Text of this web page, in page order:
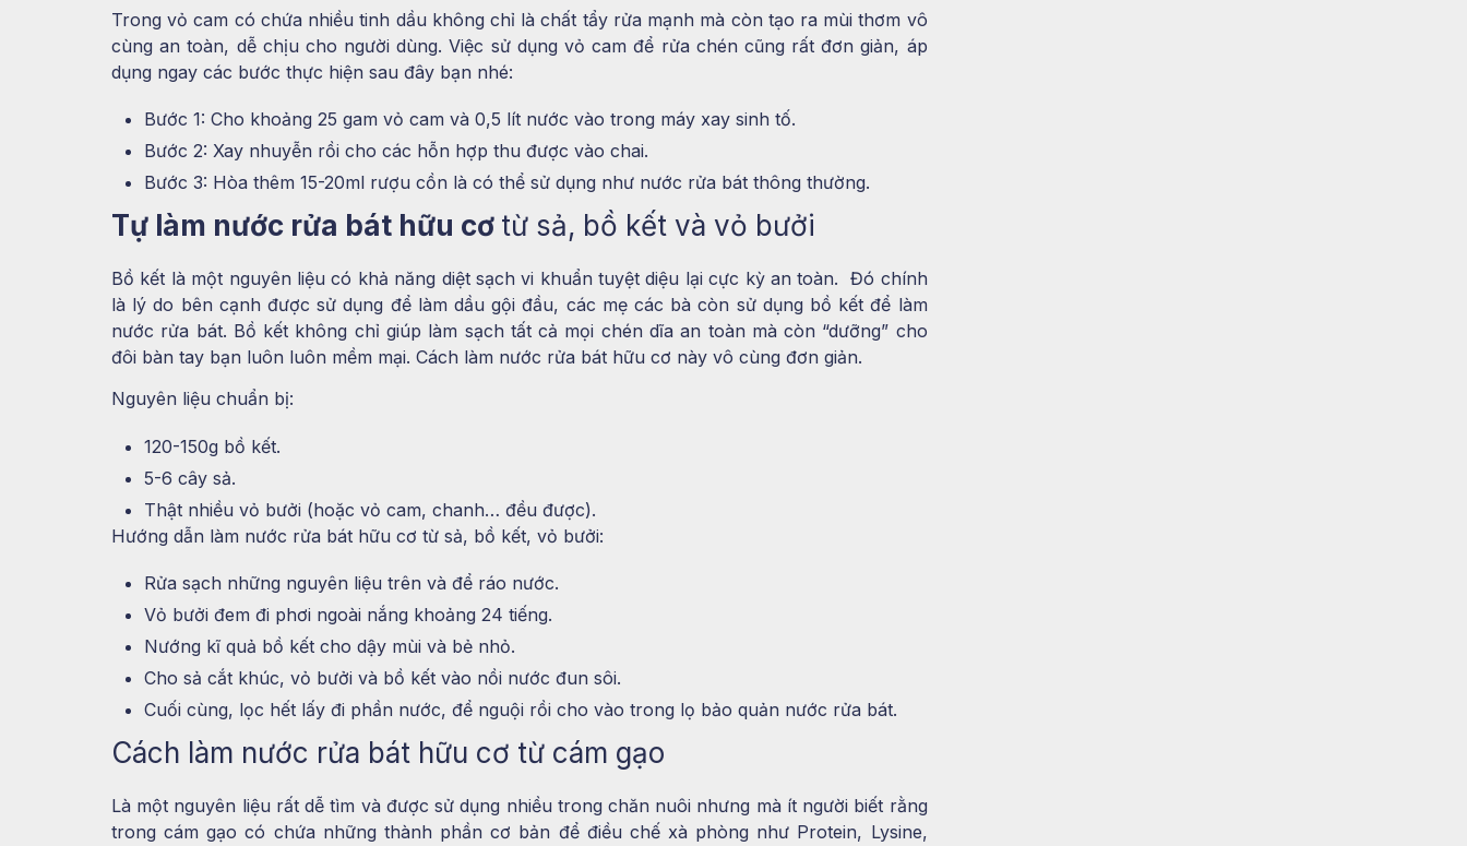
Trong vỏ cam có chứa nhiều tinh dầu không chỉ là chất tẩy rửa mạnh mà còn tạo ra mùi thơm vô
cùng an toàn, dễ chịu cho người dùng. Việc sử dụng vỏ cam để rửa chén cũng rất đơn giản, áp
dụng ngay các bước thực hiện sau đây bạn nhé:
Bước 1: Cho khoảng 25 gam vỏ cam và 0,5 lít nước vào trong máy xay sinh tố.
Bước 2: Xay nhuyễn rồi cho các hỗn hợp thu được vào chai.
Bước 3: Hòa thêm 15-20ml rượu cồn là có thể sử dụng như nước rửa bát thông thường.
Tự làm nước rửa bát hữu cơ từ sả, bồ kết và vỏ bưởi
Bồ kết là một nguyên liệu có khả năng diệt sạch vi khuẩn tuyệt diệu lại cực kỳ an toàn. Đó chính
là lý do bên cạnh được sử dụng để làm dầu gội đầu, các mẹ các bà còn sử dụng bồ kết để làm
nước rửa bát. Bồ kết không chỉ giúp làm sạch tất cả mọi chén dĩa an toàn mà còn “dưỡng” cho
đôi bàn tay bạn luôn luôn mềm mại. Cách làm nước rửa bát hữu cơ này vô cùng đơn giản.
Nguyên liệu chuẩn bị:
120-150g bồ kết.
5-6 cây sả.
Thật nhiều vỏ bưởi (hoặc vỏ cam, chanh… đều được).
Hướng dẫn làm nước rửa bát hữu cơ từ sả, bồ kết, vỏ bưởi:
Rửa sạch những nguyên liệu trên và để ráo nước.
Vỏ bưởi đem đi phơi ngoài nắng khoảng 24 tiếng.
Nướng kĩ quả bồ kết cho dậy mùi và bẻ nhỏ.
Cho sả cắt khúc, vỏ bưởi và bồ kết vào nồi nước đun sôi.
Cuối cùng, lọc hết lấy đi phần nước, để nguội rồi cho vào trong lọ bảo quản nước rửa bát.
Cách làm nước rửa bát hữu cơ từ cám gạo
Là một nguyên liệu rất dễ tìm và được sử dụng nhiều trong chăn nuôi nhưng mà ít người biết rằng
trong cám gạo có chứa những thành phần cơ bản để điều chế xà phòng như Protein, Lysine,